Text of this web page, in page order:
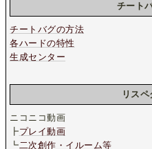
チート
チートバグの方法
各ハードの特性
生成センター
リス
ニコニコ動画
┣プレイ動画
┗二次創作・イルーム等